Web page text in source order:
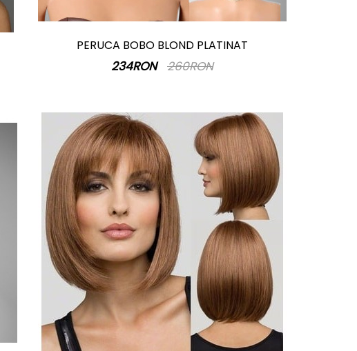
PERUCA BOBO BLOND PLATINAT
234RON 260RON